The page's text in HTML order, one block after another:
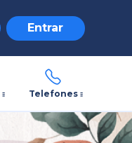
Entrar
Telefones